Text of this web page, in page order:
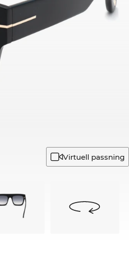
Virtuell passning